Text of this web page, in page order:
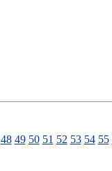
48 49 50 51 52 53 54 55